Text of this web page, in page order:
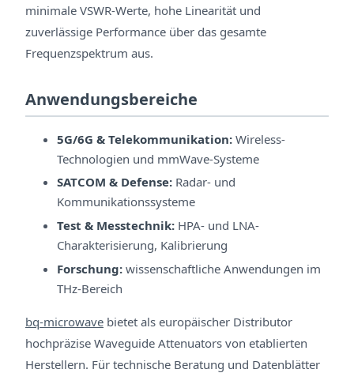
minimale VSWR-Werte, hohe Linearität und
zuverlässige Performance über das gesamte
Frequenzspektrum aus.
Anwendungsbereiche
5G/6G & Telekommunikation: Wireless-
Technologien und mmWave-Systeme
SATCOM & Defense: Radar- und
Kommunikationssysteme
Test & Messtechnik: HPA- und LNA-
Charakterisierung, Kalibrierung
Forschung: wissenschaftliche Anwendungen im
THz-Bereich
bq-microwave bietet als europäischer Distributor
hochpräzise Waveguide Attenuators von etablierten
Herstellern. Für technische Beratung und Datenblätter